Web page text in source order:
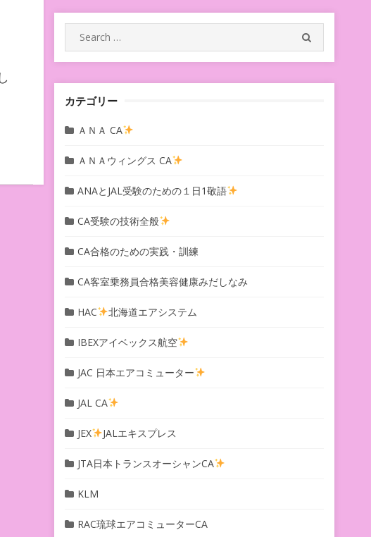
Search
for:
カテゴリー
ＡＮＡ CA
ＡＮＡウィングス CA
ANAとJAL受験のための１日1敬語
CA受験の技術全般
CA合格のための実践・訓練
CA客室乗務員合格美容健康みだしなみ
HAC 北海道エアシステム
IBEXアイベックス航空
JAC 日本エアコミューター
JAL CA
JEX JALエキスプレス
JTA日本トランスオーシャンCA
KLM
RAC琉球エアコミューターCA